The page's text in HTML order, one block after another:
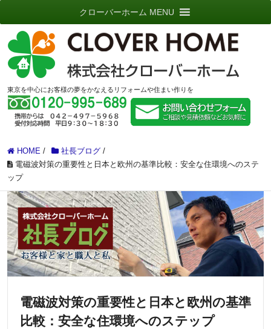
東京を中心にお客様の夢をかなえるリフォームや住まい作りを
クローバーホーム MENU
HOME / 社長ブログ /
電磁波対策の重要性と日本と欧州の基準比較：安全な住環境へのステ
ップ
電磁波対策の重要性と日本と欧州の基準
比較：安全な住環境へのステップ